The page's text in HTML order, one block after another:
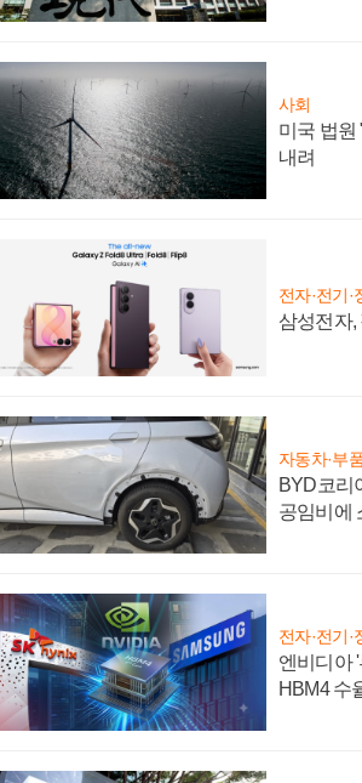
사회
미국 법원
내려
전자·전기·
삼성전자,
자동차·부
BYD코리
공임비에
전자·전기·
엔비디아
HBM4 수